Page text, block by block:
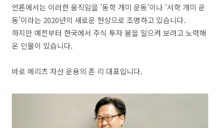
언론에서는 이러한 움직임을 '동학 개미 운동'이나 '서학 개미 운
동'이라는 2020년의 새로운 현상으로 조명하고 있습니다.
하지만 예전부터 한국에서 주식 투자 붐을 일으켜 보려고 노력해
온 인물이 있습니다.
바로 메리츠 자산 운용의 존 리 대표입니다.